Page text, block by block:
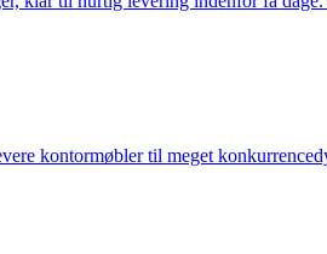
kontormøbler til meget